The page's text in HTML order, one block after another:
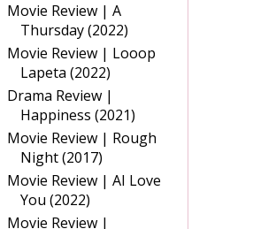
Movie Review | A
Thursday (2022)
Movie Review | Looop
Lapeta (2022)
Drama Review |
Happiness (2021)
Movie Review | Rough
Night (2017)
Movie Review | AI Love
You (2022)
Movie Review |